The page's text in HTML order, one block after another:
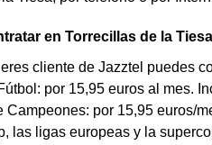
en Torrecillas de la
cliente de Jazztel puedes
por 15,95 euros al mes.
por 15,95 euros/
las ligas europeas y la